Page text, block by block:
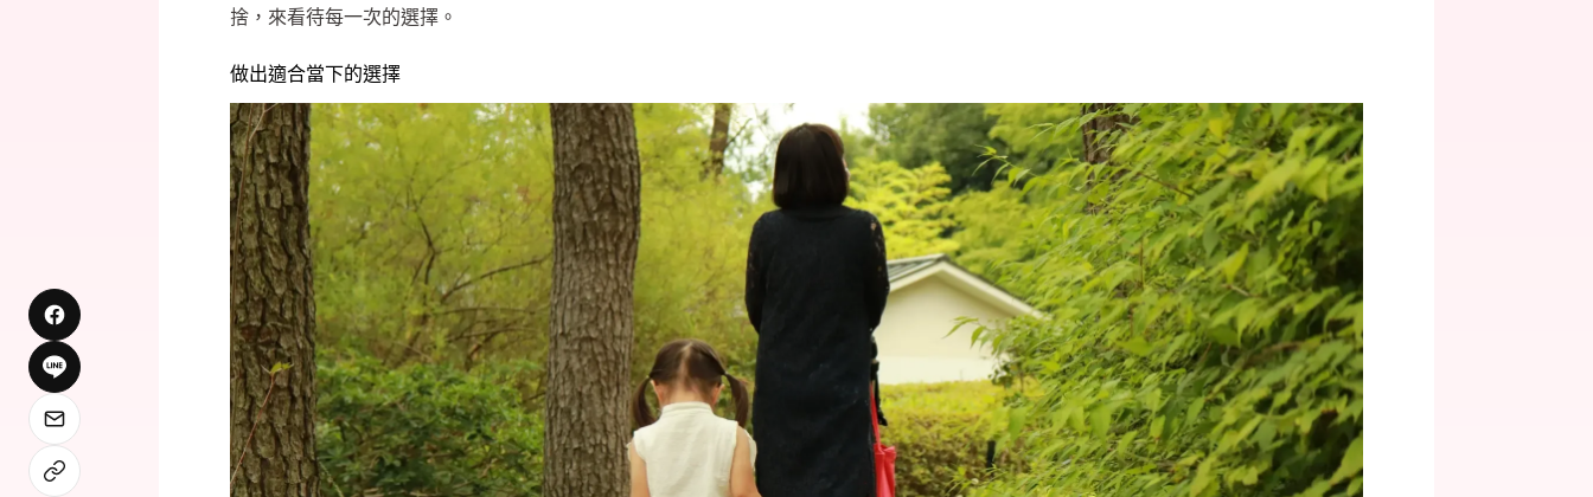
捨，來看待每一次的選擇。
做出適合當下的選擇